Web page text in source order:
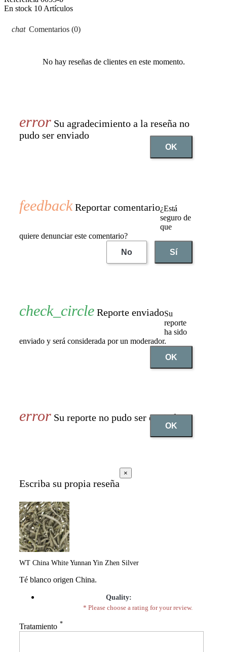
En stock 10 Artículos
Comentarios (0)
No hay reseñas de clientes en este momento.
Su agradecimiento a la reseña no
pudo ser enviado
OK
Reportar comentario¿Está
seguro de
que
quiere denunciar este comentario?
No
Sí
Reporte enviadoSu
reporte
ha sido
enviado y será considerada por un moderador.
OK
Su reporte no pudo ser enviado
OK
Escriba su propia reseña
×
WT China White Yunnan Yin Zhen Silver
Té blanco origen China.
Quality:
* Please choose a rating for your review.
Tratamiento *